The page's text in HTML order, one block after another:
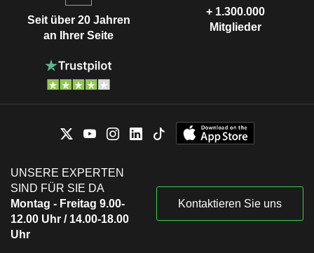
Seit über 20 Jahren
an Ihrer Seite
+ 1.300.000
Mitglieder
UNSERE EXPERTEN
SIND FÜR SIE DA
Montag - Freitag 9.00-
12.00 Uhr / 14.00-18.00
Uhr
Kontaktieren Sie uns